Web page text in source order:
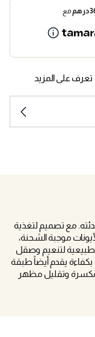
درهممع
تعرف على المزيد
مع تصميم لتغذية
موجبة الشحنة،
الطبيعية لتنعيم وصقل
بكفاءة يقدم أيضاً طبقة
وتقليل مظهر